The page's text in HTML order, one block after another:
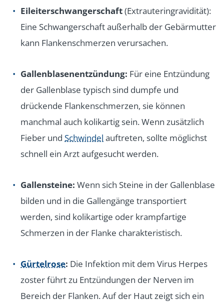
Eileiterschwangerschaft(Extrauteringravidität):
Eine Schwangerschaft außerhalb der Gebärmutter
kann Flankenschmerzen verursachen.
Gallenblasenentzündung: Für eine Entzündung
der Gallenblase typisch sind dumpfe und
drückende Flankenschmerzen, sie können
manchmal auch kolikartig sein. Wenn zusätzlich
Fieber und Schwindel auftreten, sollte möglichst
schnell ein Arzt aufgesucht werden.
Gallensteine: Wenn sich Steine in der Gallenblase
bilden und in die Gallengänge transportiert
werden, sind kolikartige oder krampfartige
Schmerzen in der Flanke charakteristisch.
Gürtelrose: Die Infektion mit dem Virus Herpes
zoster führt zu Entzündungen der Nerven im
Bereich der Flanken. Auf der Haut zeigt sich ein